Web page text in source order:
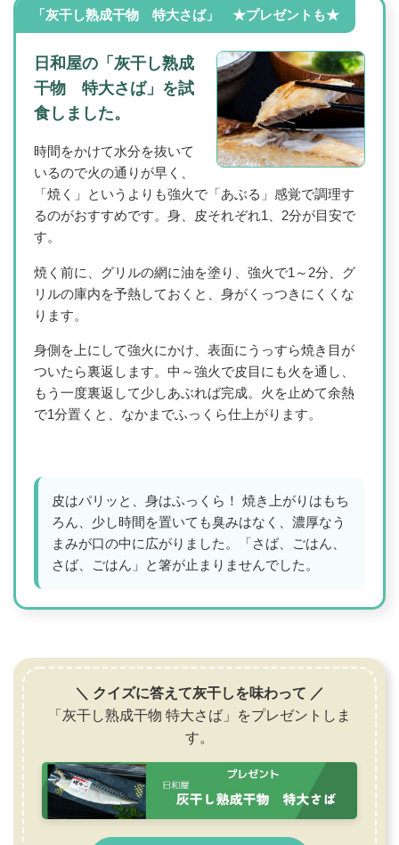
「灰干し熟成干物 特大さば」 ★プレゼントも★
日和屋の「灰干し熟成
干物 特大さば」を試
食しました。
時間をかけて水分を抜いて
いるので火の通りが早く、
「焼く」というよりも強火で「あぶる」感覚で調理す
るのがおすすめです。身、皮それぞれ1、2分が目安で
す。
焼く前に、グリルの網に油を塗り、強火で1～2分、グ
リルの庫内を予熱しておくと、身がくっつきにくくな
ります。
身側を上にして強火にかけ、表面にうっすら焼き目が
ついたら裏返します。中～強火で皮目にも火を通し、
もう一度裏返して少しあぶれば完成。火を止めて余熱
で1分置くと、なかまでふっくら仕上がります。
皮はパリッと、身はふっくら！ 焼き上がりはもち
ろん、少し時間を置いても臭みはなく、濃厚なう
まみが口の中に広がりました。「さば、ごはん、
さば、ごはん」と箸が止まりませんでした。
＼ クイズに答えて灰干しを味わって ／
「灰干し熟成干物 特大さば」をプレゼントしま
す。